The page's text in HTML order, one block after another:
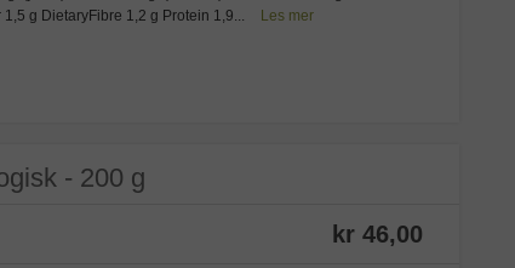
g DietaryFibre 1,2 g Protein 1,9...
Les mer
- 200 g
kr 46,00